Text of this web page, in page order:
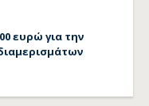
ευρώ για την